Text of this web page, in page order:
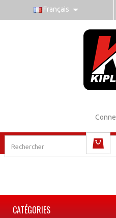
Français
CATÉGORIES